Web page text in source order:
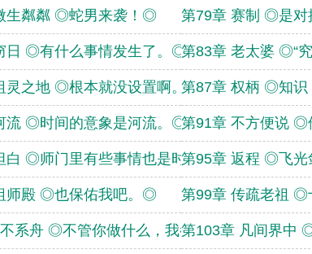
生粼粼 ◎蛇男来袭！◎ 第79章 赛制 ◎是
日 ◎有什么事情发生了。◎第83章 老太婆 ◎“
灵之地 ◎根本就没设置啊。◎第87章 权柄 ◎知
流 ◎时间的意象是河流。◎第91章 不方便说 ◎
白 ◎师门里有些事情也是时候告诉第95章 返程 ◎飞光
师殿 ◎也保佑我吧。◎ 第99章 传疏老祖
系舟 ◎不管你做什么，我都会为你第103章 凡间界中